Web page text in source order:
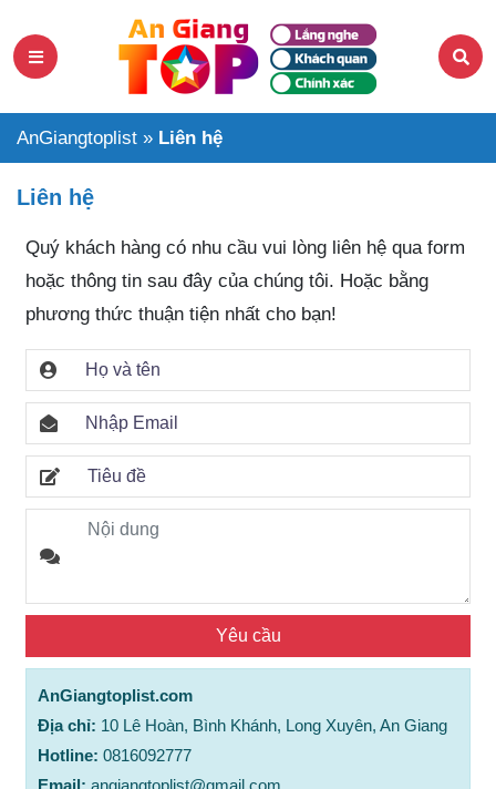
AnGiangtoplist » Liên hệ
Liên hệ
Quý khách hàng có nhu cầu vui lòng liên hệ qua form
hoặc thông tin sau đây của chúng tôi. Hoặc bằng
phương thức thuận tiện nhất cho bạn!
AnGiangtoplist.com
Địa chỉ: 10 Lê Hoàn, Bình Khánh, Long Xuyên, An Giang
Hotline: 0816092777
Email: angiangtoplist@gmail.com